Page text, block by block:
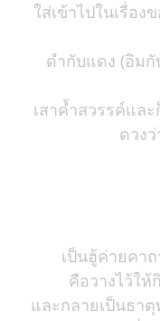
ใส่เข้าไปในเรื่อ
ดำกับแดง (อิมกั
เสาค้ำสวรรค์แล
ดวง
เป็นฮู้ค่ายคา
คือวางไว้ใ
และกลายเป็นธา